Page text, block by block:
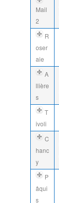
Mail
2
R
oser
aie
A
llière
s
T
ivoli
C
hanc
y
P
âqui
s